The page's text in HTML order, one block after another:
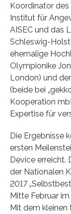
Koordinator des
Institut für
AISEC und das
Schleswig-
ehemalige
Olympionike
London) und
(beide bei
Kooperation
Expertise für
Die Ergebnisse
ersten
Device erreicht.
der Nationalen
2017
Mitte Februar
Mit dem kleinen